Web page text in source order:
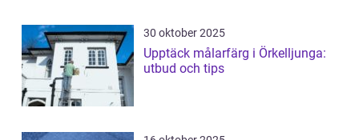
30 oktober 2025
Upptäck målarfärg i Örkelljunga:
utbud och tips